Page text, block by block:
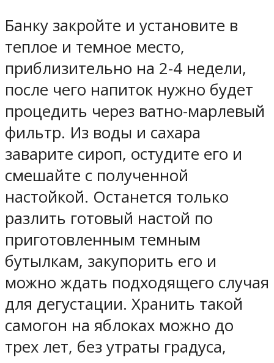
Банку закройте и установите в
теплое и темное место,
приблизительно на 2-4 недели,
после чего напиток нужно будет
процедить через ватно-марлевый
фильтр. Из воды и сахара
заварите сироп, остудите его и
смешайте с полученной
настойкой. Останется только
разлить готовый настой по
приготовленным темным
бутылкам, закупорить его и
можно ждать подходящего случая
для дегустации. Хранить такой
самогон на яблоках можно до
трех лет, без утраты градуса,